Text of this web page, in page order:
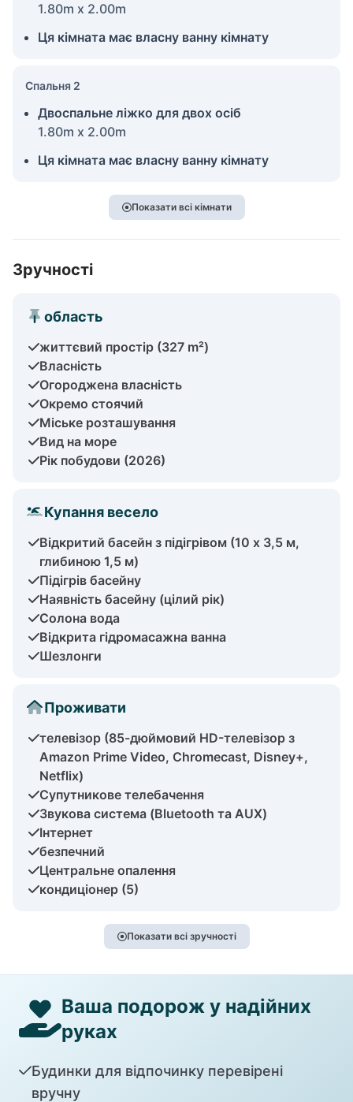
1.80m x 2.00m
Ця кімната має власну ванну кімнату
Спальня 2
Двоспальне ліжко для двох осіб
1.80m x 2.00m
Ця кімната має власну ванну кімнату
Показати всі кімнати
Зручності
область
життєвий простір (327 m²)
Власність
Огороджена власність
Окремо стоячий
Міське розташування
Вид на море
Рік побудови (2026)
Купання весело
Відкритий басейн з підігрівом (10 х 3,5 м,
глибиною 1,5 м)
Підігрів басейну
Наявність басейну (цілий рік)
Солона вода
Відкрита гідромасажна ванна
Шезлонги
Проживати
телевізор (85-дюймовий HD-телевізор з
Amazon Prime Video, Chromecast, Disney+,
Netflix)
Супутникове телебачення
Звукова система (Bluetooth та AUX)
Інтернет
безпечний
Центральне опалення
кондиціонер (5)
Показати всі зручності
Ваша подорож у надійних
руках
Будинки для відпочинку перевірені
вручну